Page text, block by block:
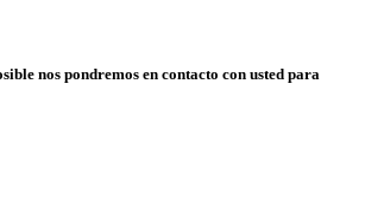
nos pondremos en contacto con usted para